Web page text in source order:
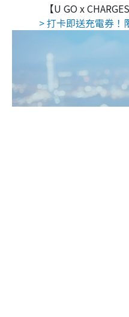
【U GO x
> 打卡即送充電券！